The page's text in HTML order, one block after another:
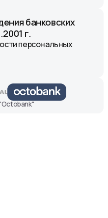
банковских
г.
персональных